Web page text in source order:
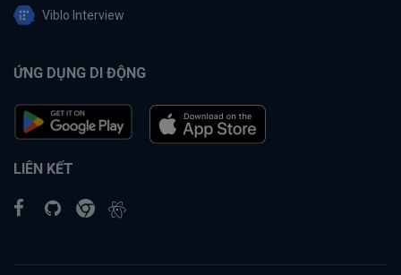
Viblo Interview
ỨNG DỤNG DI ĐỘNG
LIÊN KẾT